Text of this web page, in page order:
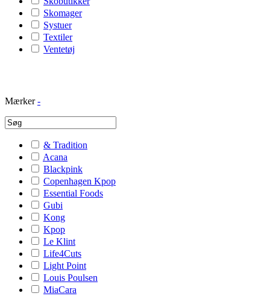
Skomager
Systuer
Textiler
Ventetøj
Mærker -
& Tradition
Acana
Blackpink
Copenhagen Kpop
Essential Foods
Gubi
Kong
Kpop
Le Klint
Life4Cuts
Light Point
Louis Poulsen
MiaCara